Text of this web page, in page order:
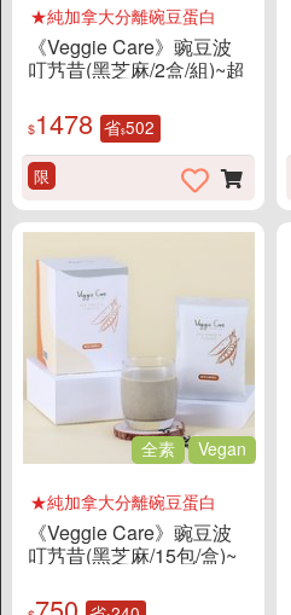
★純加拿大分離碗豆蛋白
《Veggie Care》豌豆波
叮艿昔(黑芝麻/2盒/組)~超
$1478 省$502
限
全素 Vegan
★純加拿大分離碗豆蛋白
《Veggie Care》豌豆波
叮艿昔(黑芝麻/15包/盒)~